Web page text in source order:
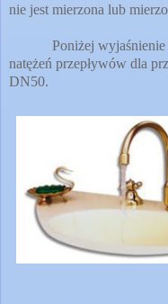
nie jest mierzona lub
Poniżej wyjaśnienie
natężeń przepływów dla
DN50.